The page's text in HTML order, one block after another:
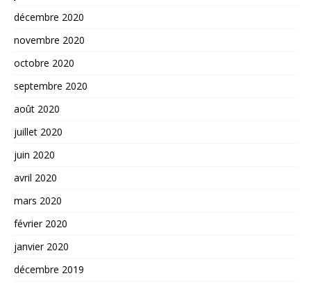
décembre 2020
novembre 2020
octobre 2020
septembre 2020
août 2020
juillet 2020
juin 2020
avril 2020
mars 2020
février 2020
janvier 2020
décembre 2019